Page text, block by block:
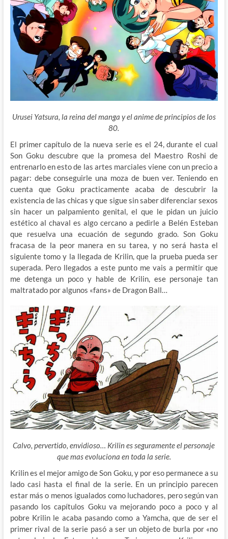
Urusei Yatsura, la reina del manga y el anime de principios de los
80.
El primer capítulo de la nueva serie es el 24, durante el cual
Son Goku descubre que la promesa del Maestro Roshi de
entrenarlo en esto de las artes marciales viene con un precio a
pagar: debe conseguirle una moza de buen ver. Teniendo en
cuenta que Goku practicamente acaba de descubrir la
existencia de las chicas y que sigue sin saber diferenciar sexos
sin hacer un palpamiento genital, el que le pidan un juicio
estético al chaval es algo cercano a pedirle a Belén Esteban
que resuelva una ecuación de segundo grado. Son Goku
fracasa de la peor manera en su tarea, y no será hasta el
siguiente tomo y la llegada de Krilin, que la prueba pueda ser
superada. Pero llegados a este punto me vais a permitir que
me detenga un poco y hable de Krilin, ese personaje tan
maltratado por algunos «fans» de Dragon Ball…
Calvo, pervertido, envidioso… Krilin es seguramente el personaje
que mas evoluciona en toda la serie.
Krilin es el mejor amigo de Son Goku, y por eso permanece a su
lado casi hasta el final de la serie. En un principio parecen
estar más o menos igualados como luchadores, pero según van
pasando los capítulos Goku va mejorando poco a poco y al
pobre Krilin le acaba pasando como a Yamcha, que de ser el
primer rival de la serie pasó a ser un objeto de burla por «no